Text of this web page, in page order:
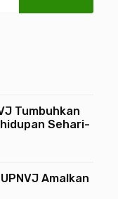
Tumbuhkan
Sehari-
Amalkan